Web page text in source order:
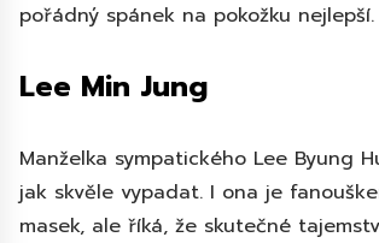
pořádný spánek na pokožku nejlepší.
Lee Min Jung
Manželka sympatického Lee Byung
jak skvěle vypadat. I ona je
masek, ale říká, že skutečné